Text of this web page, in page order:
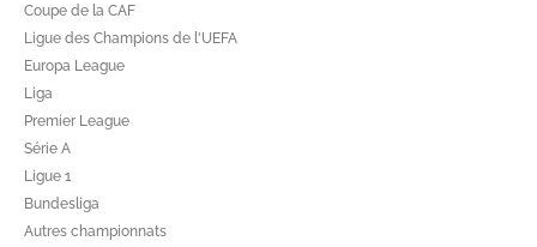
Coupe de la CAF
Ligue des Champions de l'UEFA
Europa League
Liga
Premier League
Série A
Ligue 1
Bundesliga
Autres championnats